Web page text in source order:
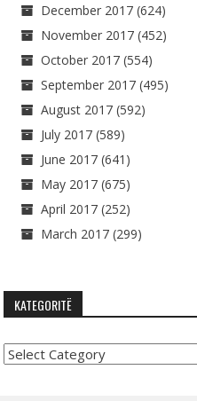
December 2017 (624)
November 2017 (452)
October 2017 (554)
September 2017 (495)
August 2017 (592)
July 2017 (589)
June 2017 (641)
May 2017 (675)
April 2017 (252)
March 2017 (299)
KATEGORITË
Kategoritë